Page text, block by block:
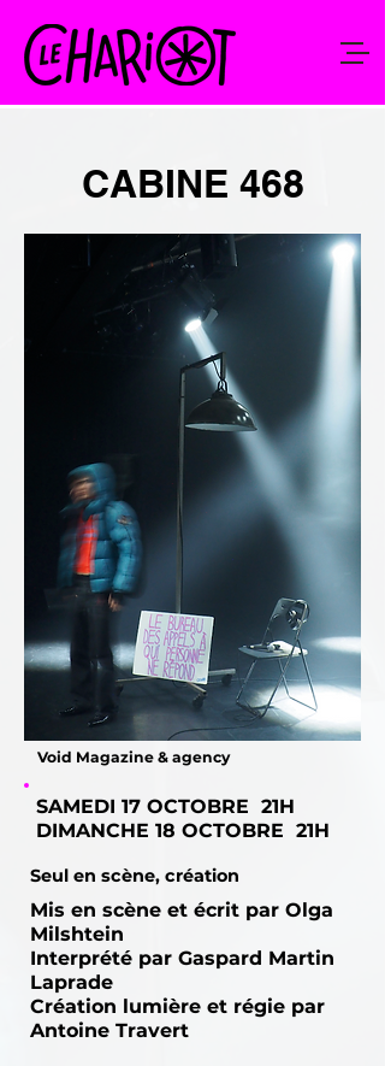
CABINE 468
Void Magazine & agency
SAMEDI 17 OCTOBRE 21H
DIMANCHE 18 OCTOBRE 21H
Seul en scène, création
Mis en scène et écrit par Olga
Milshtein
Interprété par Gaspard Martin
Laprade
Création lumière et régie par
Antoine Travert